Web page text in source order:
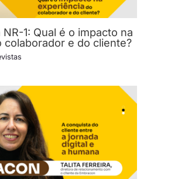
1: Qual é o impacto na
colaborador e do cliente?